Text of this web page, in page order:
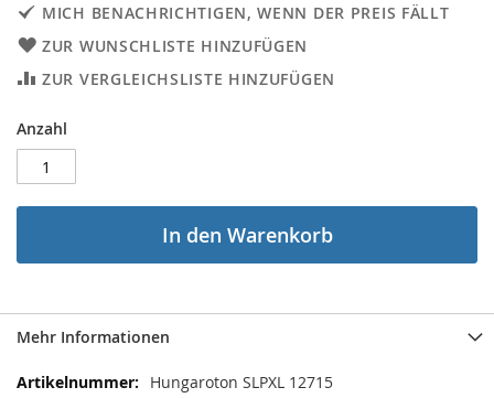
MICH BENACHRICHTIGEN, WENN DER PREIS FÄLLT
ZUR WUNSCHLISTE HINZUFÜGEN
ZUR VERGLEICHSLISTE HINZUFÜGEN
Anzahl
In den Warenkorb
Mehr Informationen
Mehr
Hungaroton SLPXL 12715